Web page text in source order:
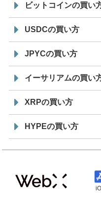
ビットコインの買い
USDCの買い方
JPYCの買い方
イーサリアムの買い
XRPの買い方
HYPEの買い方